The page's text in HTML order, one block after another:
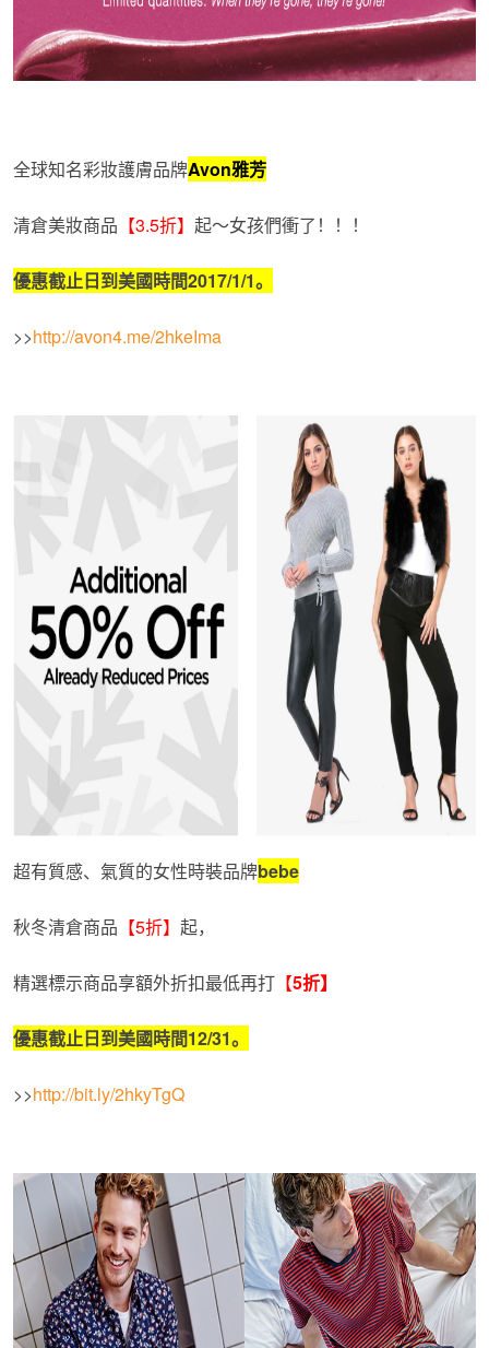
全球知名彩妝護膚品牌Avon雅芳
清倉美妝商品 【3.5折】 起～女孩們衝了！！！
優惠截止日到美國時間2017/1/1。
>>http://avon4.me/2hkeIma
超有質感、氣質的女性時裝品牌bebe
秋冬清倉商品 【5折】 起，
精選標示商品享額外折扣最低再打 【5折】
優惠截止日到美國時間12/31。
>>http://bit.ly/2hkyTgQ